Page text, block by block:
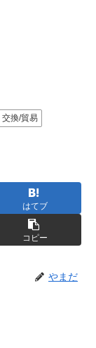
交換/貿易
はてブ
コピー
やまだ